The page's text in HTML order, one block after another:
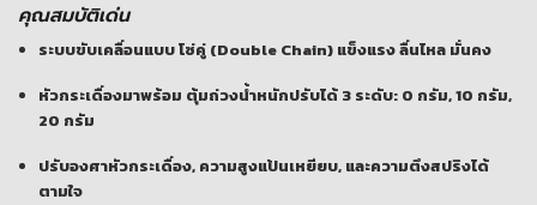
คุณสมบัติเด่น
ระบบขับเคลื่อนแบบโซ่คู่ (Double Chain) แข็งแรง ลื่นไหล มั่นคง
หัวกระเดื่องมาพร้อม ตุ้มถ่วงน้ำหนักปรับได้ 3 ระดับ: 0 กรัม, 10 กรัม,
20 กรัม
ปรับองศาหัวกระเดื่อง, ความสูงแป้นเหยียบ, และความตึงสปริงได้
ตามใจ